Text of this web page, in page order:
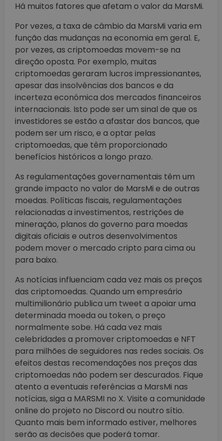
Há muitos fatores que afetam o valor da MarsMi.
Por vezes, a taxa de câmbio da MarsMi varia em
função das mudanças na economia em geral. E,
por vezes, as criptomoedas movem-se na
direção oposta. Por exemplo, muitas
criptomoedas geraram lucros impressionantes,
apesar das insolvências dos bancos e da
incerteza económica dos mercados financeiros
internacionais. Isto pode ser um sinal de que os
investidores se estão a afastar dos bancos, que
podem ser um risco, e a optar pelas
criptomoedas, que têm proporcionado
benefícios históricos a longo prazo.
As regulamentações governamentais têm um
grande impacto no valor de MarsMi e de outras
moedas. Políticas fiscais, regulamentações
relacionadas a investimentos, restrições de
mineração, planos do governo para moedas
digitais oficiais e outros desenvolvimentos
podem mover o mercado cripto para cima ou
para baixo.
As notícias influenciam cada vez mais os preços
das criptomoedas. Quando um empresário
multimilionário publica um tweet a apoiar uma
determinada moeda ou token, o preço
normalmente sobe. Há cada vez mais
celebridades a promover criptomoedas e NFT
para milhões de seguidores nas redes sociais. Os
efeitos destas recomendações nos preços das
criptomoedas não podem ser descurados. Fique
atento a eventuais referências a MarsMi nas
notícias, siga a MARSMI no X. Visite a comunidade
online do projeto no Discord ou noutro sítio.
Quanto mais bem informado estiver, melhores
serão as decisões que poderá tomar.